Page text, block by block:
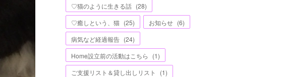
♡猫のように生きる話 (28)
♡癒しという、猫 (25) お知らせ (6)
病気など経過報告 (24)
Home設立前の活動はこちら
(1)
ご支援リスト＆貸し出しリスト
(1)